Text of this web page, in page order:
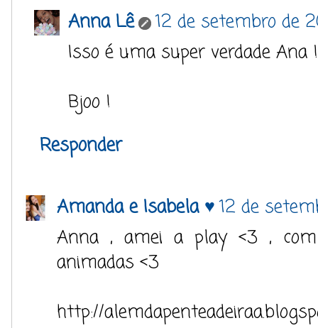
Anna Lê
12 de setembro de
Isso é uma super verdade Ana
Bjoo !
Responder
Amanda e Isabela ♥12 de
Anna , amei a play <3 ,
animadas <3
http://